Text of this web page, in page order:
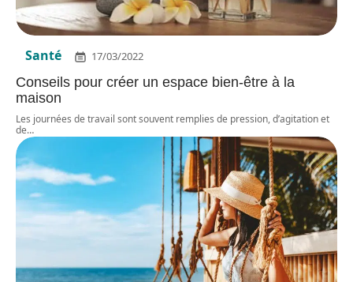
Santé 17/03/2022
Conseils pour créer un espace bien-être à la
maison
Les journées de travail sont souvent remplies de pression, d’agitation et
de…